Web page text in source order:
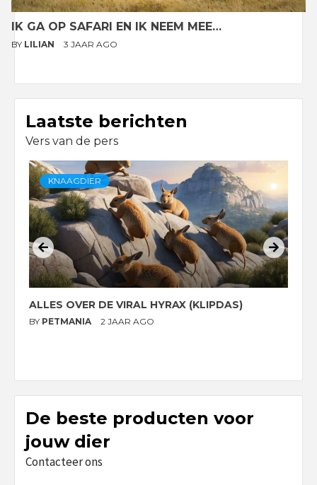
IK GA OP SAFARI EN IK NEEM MEE…
BY LILIAN 3 JAAR AGO
Laatste berichten
Vers van de pers
KNAAGDIER
ALLES OVER DE VIRAL HYRAX (KLIPDAS)
BY PETMANIA 2 JAAR AGO
De beste producten voor
jouw dier
Contacteer ons